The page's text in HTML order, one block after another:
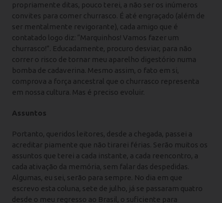
propriamente ditas, pouco terei, a não ser os inúmeros
convites para comer churrasco. É até engraçado (além de
ser mentalmente revigorante), cada amigo que é
contatado logo diz: “Marquinhos! Vamos fazer um
churrasco!”. Educadamente, procuro desviar, para não
correr o risco de tornar meu aparelho digestório numa
bomba de cadaverina. Mesmo assim, o fato em si,
comprova a força ancestral que o churrasco representa
em nossa cultura. Mas é preciso evoluir.
Assuntos
Portanto, queridos leitores, desde a chegada, passei a
acreditar piamente que não tirarei férias. Serão muitos os
assuntos que terei a cada instante, a cada reencontro, a
cada ativação da memória, sem falar das despedidas.
Algumas, eu sei, serão para sempre. No dia em que
escrevo esta coluna, sete de julho, já se passaram quatro
desde o meu regresso ao Brasil, o suficiente para